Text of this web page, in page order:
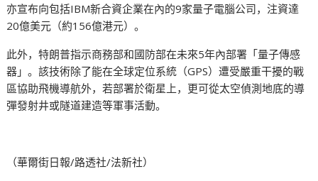
亦宣布向包括IBM新合資企業在內的9家量子電腦公司，注資達
20億美元（約156億港元）。
此外，特朗普指示商務部和國防部在未來5年內部署「量子傳感
器」。該技術除了能在全球定位系統（GPS）遭受嚴重干擾的戰
區協助飛機導航外，若部署於衛星上，更可從太空偵測地底的導
彈發射井或隧道建造等軍事活動。
（華爾街日報/路透社/法新社）